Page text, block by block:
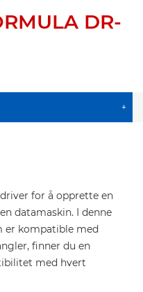
DR-
+
for å opprette en
datamaskin. I denne
er kompatible med
finner du en
med hvert